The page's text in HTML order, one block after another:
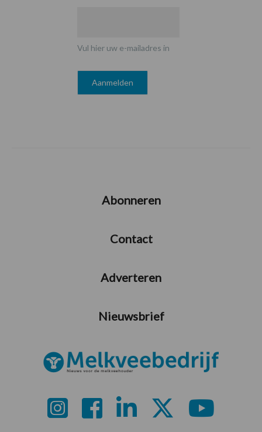
Vul hier uw e-mailadres in
Abonneren
Contact
Adverteren
Nieuwsbrief